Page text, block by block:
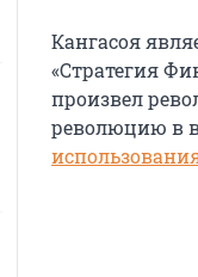
Кангасоя
«Стратегия
произвел
революцию в